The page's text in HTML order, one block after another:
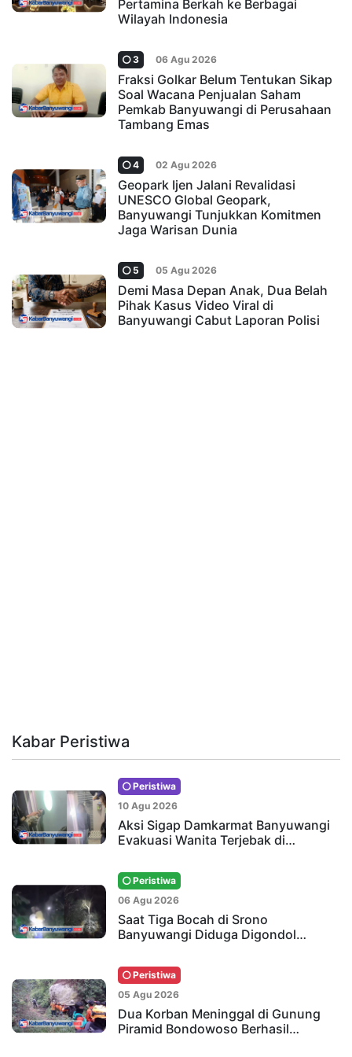
Pertamina Berkah ke Berbagai
Wilayah Indonesia
3 06 Agu 2026
Fraksi Golkar Belum Tentukan Sikap
Soal Wacana Penjualan Saham
Pemkab Banyuwangi di Perusahaan
Tambang Emas
4 02 Agu 2026
Geopark Ijen Jalani Revalidasi
UNESCO Global Geopark,
Banyuwangi Tunjukkan Komitmen
Jaga Warisan Dunia
5 05 Agu 2026
Demi Masa Depan Anak, Dua Belah
Pihak Kasus Video Viral di
Banyuwangi Cabut Laporan Polisi
Kabar Peristiwa
Peristiwa
10 Agu 2026
Aksi Sigap Damkarmat Banyuwangi
Evakuasi Wanita Terjebak di…
Peristiwa
06 Agu 2026
Saat Tiga Bocah di Srono
Banyuwangi Diduga Digondol…
Peristiwa
05 Agu 2026
Dua Korban Meninggal di Gunung
Piramid Bondowoso Berhasil…